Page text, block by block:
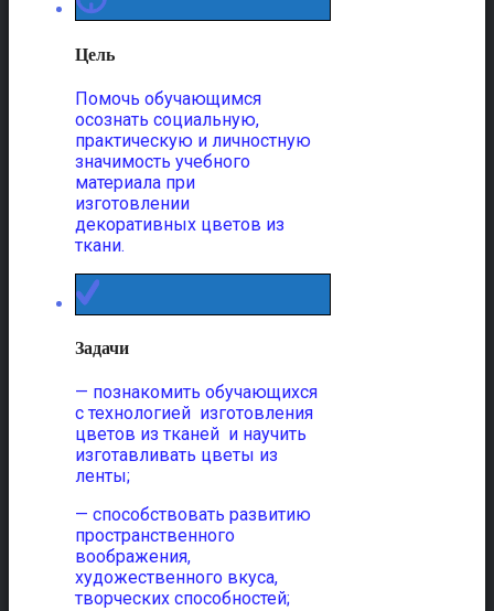
Цель
Помочь обучающимся
осознать социальную,
практическую и личностную
значимость учебного
материала при
изготовлении
декоративных цветов из
ткани.
Задачи
— познакомить обучающихся
с технологией изготовления
цветов из тканей и научить
изготавливать цветы из
ленты;
— способствовать развитию
пространственного
воображения,
художественного вкуса,
творческих способностей;